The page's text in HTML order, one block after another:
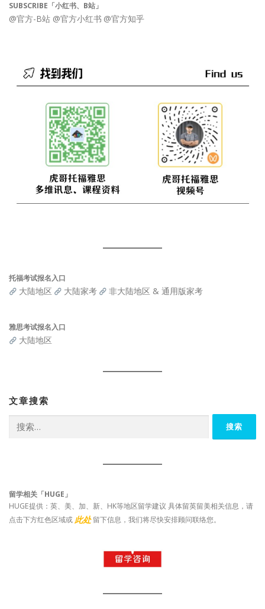
SUBSCRIBE「小红书、B站」
@官方-B站 @官方小红书 @官方知乎
托福考试报名入口
大陆地区 大陆家考 非大陆地区 & 通用版家考
雅思考试报名入口
大陆地区
文章搜索
索：
留学相关「HUGE」
HUGE提供：英、美、加、新、HK等地区留学建议 具体留英留美相关信息，请
点击下方红色区域或 此处 留下信息，我们将尽快安排顾问联络您。